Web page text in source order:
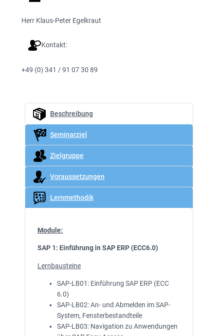
Herr Klaus-Peter Egelkraut
Kontakt:
+49 (0) 341 / 91 07 30 89
Beschreibung
Seminarziel
Zielgruppe
Voraussetzungen
Lernmethodik
Module:
SAP 1: Einführung in SAP ERP (ECC6.0)
Lernbausteine
SAP-LB01: Einführung SAP ERP (ECC
6.0)
SAP-LB02: An- und Abmelden im SAP-
System, Fensterbestandteile
SAP-LB03: Navigation zu Anwendungen